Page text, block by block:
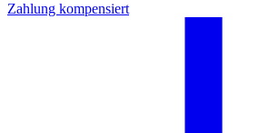
Zahlung kompensiert